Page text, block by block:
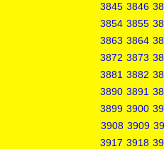
3845 3846
3854 3855
3863 3864
3872 3873
3881 3882
3890 3891
3899 3900
3908 3909
3917 3918